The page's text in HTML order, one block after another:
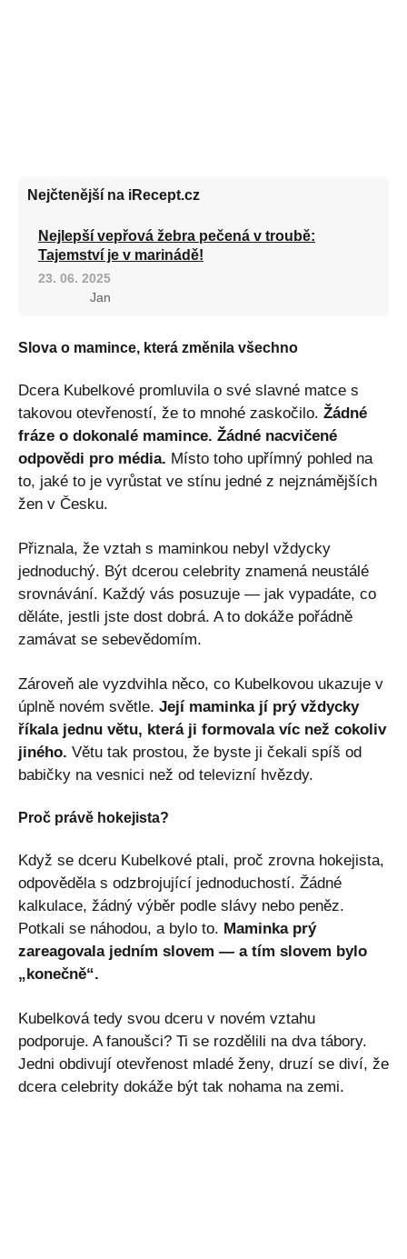
Nejčtenější na iRecept.cz
Nejlepší vepřová žebra pečená v troubě:
Tajemství je v marinádě!
23. 06. 2025
Jan
Slova o mamince, která změnila všechno
Dcera Kubelkové promluvila o své slavné matce s
takovou otevřeností, že to mnohé zaskočilo. Žádné
fráze o dokonalé mamince. Žádné nacvičené
odpovědi pro média. Místo toho upřímný pohled na
to, jaké to je vyrůstat ve stínu jedné z nejznámějších
žen v Česku.
Přiznala, že vztah s maminkou nebyl vždycky
jednoduchý. Být dcerou celebrity znamená neustálé
srovnávání. Každý vás posuzuje — jak vypadáte, co
děláte, jestli jste dost dobrá. A to dokáže pořádně
zamávat se sebevědomím.
Zároveň ale vyzdvihla něco, co Kubelkovou ukazuje v
úplně novém světle. Její maminka jí prý vždycky
říkala jednu větu, která ji formovala víc než cokoliv
jiného. Větu tak prostou, že byste ji čekali spíš od
babičky na vesnici než od televizní hvězdy.
Proč právě hokejista?
Když se dceru Kubelkové ptali, proč zrovna hokejista,
odpověděla s odzbrojující jednoduchostí. Žádné
kalkulace, žádný výběr podle slávy nebo peněz.
Potkali se náhodou, a bylo to. Maminka prý
zareagovala jedním slovem — a tím slovem bylo
„konečně“.
Kubelková tedy svou dceru v novém vztahu
podporuje. A fanoušci? Ti se rozdělili na dva tábory.
Jedni obdivují otevřenost mladé ženy, druzí se diví, že
dcera celebrity dokáže být tak nohama na zemi.